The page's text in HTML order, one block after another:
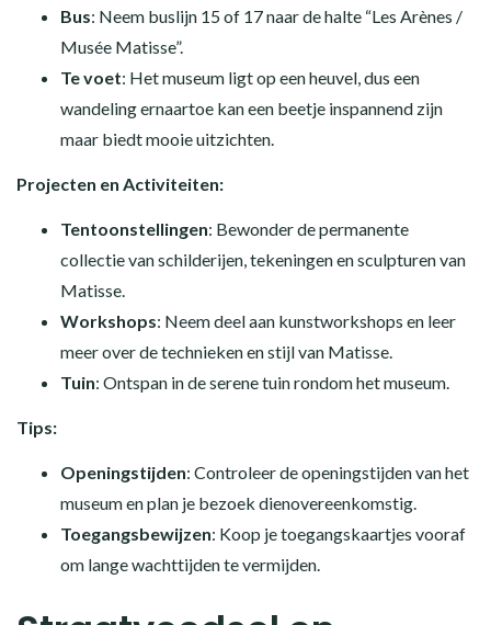
Bus: Neem buslijn 15 of 17 naar de halte “Les Arènes /
Musée Matisse”.
Te voet: Het museum ligt op een heuvel, dus een
wandeling ernaartoe kan een beetje inspannend zijn
maar biedt mooie uitzichten.
Projecten en Activiteiten:
Tentoonstellingen: Bewonder de permanente
collectie van schilderijen, tekeningen en sculpturen van
Matisse.
Workshops: Neem deel aan kunstworkshops en leer
meer over de technieken en stijl van Matisse.
Tuin: Ontspan in de serene tuin rondom het museum.
Tips:
Openingstijden: Controleer de openingstijden van het
museum en plan je bezoek dienovereenkomstig.
Toegangsbewijzen: Koop je toegangskaartjes vooraf
om lange wachttijden te vermijden.